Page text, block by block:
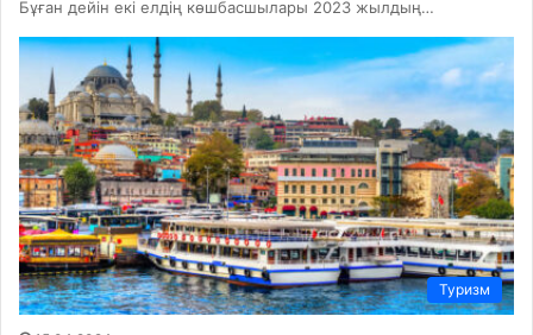
Бұған дейін екі елдің көшбасшылары 2023 жылдың…
Туризм